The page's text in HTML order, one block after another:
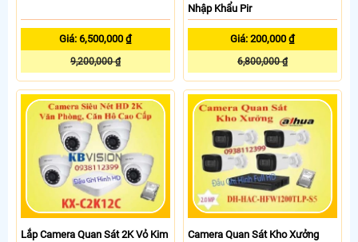
Giá: 6,500,000 ₫
9,200,000 ₫
Nhập Khẩu Pir
Giá: 200,000 ₫
6,800,000 ₫
Lắp Camera Quan Sát 2K Vỏ Kim
Camera Quan Sát Kho Xưởng